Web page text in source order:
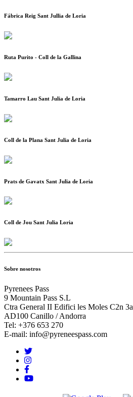
Fábrica Reig Sant Jullia de Loria
Ruta Purito - Coll de la Gallina
Tamarro Lau Sant Julia de Loria
Coll de la Plana Sant Julia de Loria
Prats de Gavatx Sant Julia de Loria
Coll de Jou Sant Julia Loria
Sobre nosotros
Pyrenees Pass
9 Mountain Pass S.L
Ctra General II Edifici les Moles C2n 3a
AD100 Canillo / Andorra
Tel: +376 653 270
E-mail: info@pyreneespass.com